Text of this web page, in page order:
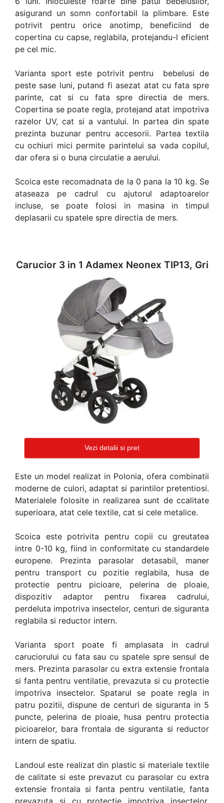
asigurand un somn confortabil la plimbare. Este
potrivit pentru orice anotimp, beneficiind de
copertina cu capse, reglabila, protejandu-l eficient
pe cel mic.
Varianta sport este potrivit pentru bebelusi de
peste sase luni, putand fi asezat atat cu fata spre
parinte, cat si cu fata spre directia de mers.
Copertina se poate regla, protejand atat impotriva
razelor UV, cat si a vantului. In partea din spate
prezinta buzunar pentru accesorii. Partea textila
cu ochiuri mici permite parintelui sa vada copilul,
dar ofera si o buna circulatie a aerului.
Scoica este recomadnata de la 0 pana la 10 kg. Se
ataseaza pe cadrul cu ajutorul adaptoarelor
incluse, se poate folosi in masina in timpul
deplasarii cu spatele spre directia de mers.
Carucior 3 in 1 Adamex Neonex TIP13, Gri
Vezi detalii si pret
Este un model realizat in Polonia, ofera combinatii
moderne de culori, adaptat si parintilor pretentiosi.
Materialele folosite in realizarea sunt de ccalitate
superioara, atat cele textile, cat si cele metalice.
Scoica este potrivita pentru copii cu greutatea
intre 0-10 kg, fiind in conformitate cu standardele
europene. Prezinta parasolar detasabil, maner
pentru transport cu pozitie reglabila, husa de
protectie pentru picioare, pelerina de ploaie,
dispozitiv adaptor pentru fixarea cadrului,
perdeluta impotriva insectelor, centuri de siguranta
reglabila si reductor intern.
Varianta sport poate fi amplasata in cadrul
caruciorului cu fata sau cu spatele spre sensul de
mers. Prezinta parasolar cu extra extensie frontala
si fanta pentru ventilatie, prevazuta si cu protectie
impotriva insectelor. Spatarul se poate regla in
patru pozitii, dispune de centuri de siguranta in 5
puncte, pelerina de ploaie, husa pentru protectia
picioarelor, bara frontala de siguranta si reductor
intern de spatiu.
Landoul este realizat din plastic si materiale textile
de calitate si este prevazut cu parasolar cu extra
extensie frontala si fanta pentru ventilatie, fanta
prevazuta si cu protectie impotriva insectelor.